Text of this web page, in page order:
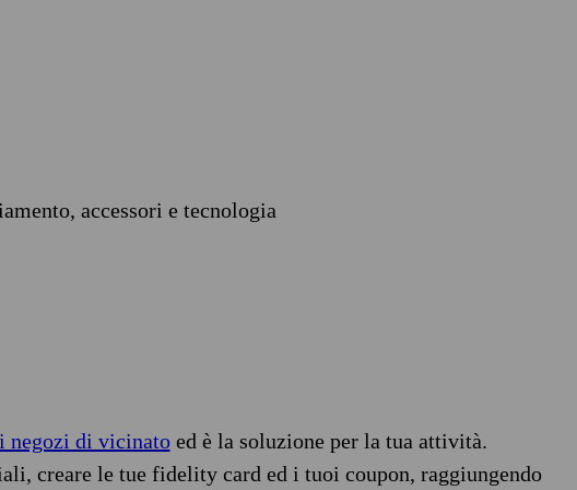
accessori e tecnologia
negozi di vicinatoed è la soluzione per la tua attività.
creare le tue fidelity card ed i tuoi coupon, raggiungendo